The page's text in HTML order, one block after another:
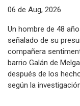
06 de Aug, 2026
Un hombre de 48
señalado de su
compañera
barrio Galán de
después de los
según la